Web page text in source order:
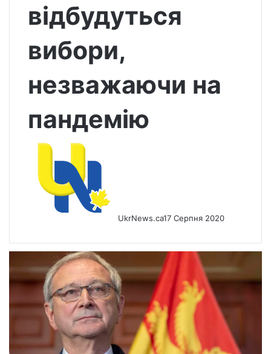
відбудуться
вибори,
незважаючи на
пандемію
UkrNews.ca17 Серпня 2020